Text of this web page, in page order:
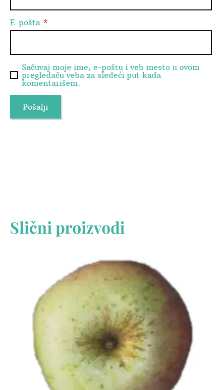
E-pošta *
Sačuvaj moje ime, e-poštu i veb mesto u ovom
pregledaču veba za sledeći put kada
komentarišem.
Slični proizvodi